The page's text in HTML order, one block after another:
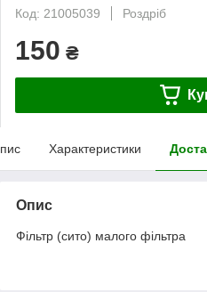
Код: 21005039
Роздріб
150 ₴
Характеристики
Опис
Фільтр (сито) малого фільтра